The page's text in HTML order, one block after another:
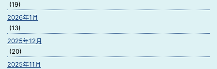
(19)
2026年1月
(13)
2025年12月
(20)
2025年11月